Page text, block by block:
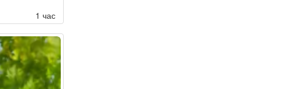
1 час